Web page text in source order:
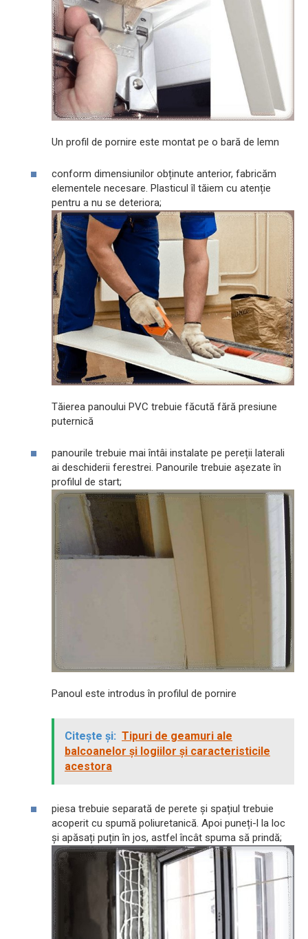
Un profil de pornire este montat pe o bară de lemn
conform dimensiunilor obținute anterior, fabricăm
elementele necesare. Plasticul îl tăiem cu atenție
pentru a nu se deteriora;
Tăierea panoului PVC trebuie făcută fără presiune
puternică
panourile trebuie mai întâi instalate pe pereții laterali
ai deschiderii ferestrei. Panourile trebuie așezate în
profilul de start;
Panoul este introdus în profilul de pornire
Citește și: Tipuri de geamuri ale
balcoanelor și logiilor și caracteristicile
acestora
piesa trebuie separată de perete și spațiul trebuie
acoperit cu spumă poliuretanică. Apoi puneți-l la loc
și apăsați puțin în jos, astfel încât spuma să prindă;